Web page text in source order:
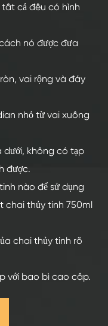
cả đều có hình
nó được đưa
vai rộng và đáy
nhỏ từ vai xuống
dưới, không có tạp
được.
nào để sử dụng
chai thủy tinh 750ml
chai thủy tinh rõ
với bao bì cao cấp.